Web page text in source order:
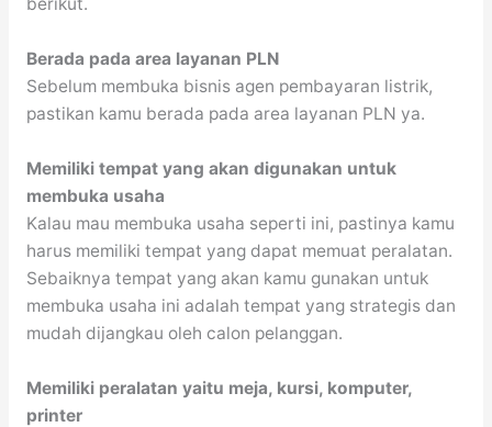
Berada pada area layanan PLN
Sebelum membuka bisnis agen pembayaran listrik,
pastikan kamu berada pada area layanan PLN ya.
Memiliki tempat yang akan digunakan untuk
membuka usaha
Kalau mau membuka usaha seperti ini, pastinya kamu
harus memiliki tempat yang dapat memuat peralatan.
Sebaiknya tempat yang akan kamu gunakan untuk
membuka usaha ini adalah tempat yang strategis dan
mudah dijangkau oleh calon pelanggan.
Memiliki peralatan yaitu meja, kursi, komputer,
printer